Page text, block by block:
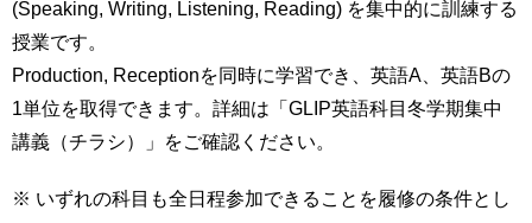
育
社
連
者
の
卒
業
の
(Speaking, Writing, Listening, Reading) を集中的に訓練する
授業です。
Production, Receptionを同時に学習でき、英語A、英語Bの
1単位を取得できます。詳細は「GLIP英語科目冬学期集中
講義（チラシ）」をご確認ください。
※ いずれの科目も全日程参加できることを履修の条件とし